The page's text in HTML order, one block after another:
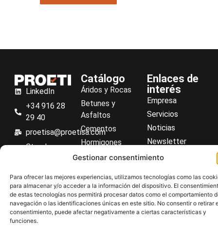
Gestionar consentimiento
Para ofrecer las mejores experiencias, utilizamos tecnologías como las
para almacenar y/o acceder a la información del dispositivo. El
de estas tecnologías nos permitirá procesar datos como el comportamiento
navegación o las identificaciones únicas en este sitio. No consentir o retirar
consentimiento, puede afectar negativamente a ciertas características y
funciones.
LinkedIn
+34 916 28
29 40
proetisa@proetisa.com
Ctra de
M-106, Km
4,1, 28110
Algete,
Madrid
Catálogo
Áridos y Rocas
Betunes y
Asfaltos
Cementos
Hormigones
Suelos
Aceros
Material general
Enlaces de
interés
Empresa
Servicios
Noticias
Newsletter
Descargas
Centro de ayuda